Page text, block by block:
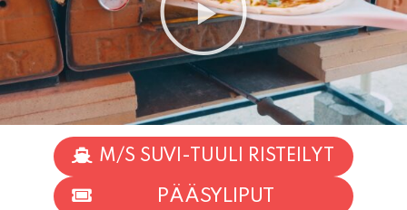
M/S SUVI-TUULI RISTEILYT
PÄÄSYLIPUT